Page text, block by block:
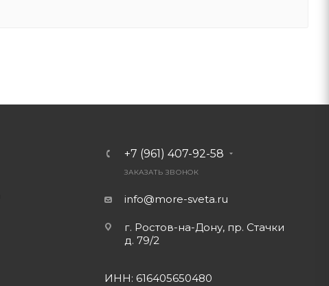
+7 (961) 407-92-58
ЗАКАЗАТЬ ЗВОНОК
info@more-sveta.ru
г. Ростов-на-Дону, пр. Стачки
д. 79/2
ИНН: 616405650480